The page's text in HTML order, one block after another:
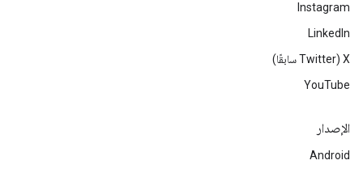
Instagram
LinkedIn
‫X ‏(Twitter سابقًا)
YouTube
الإصدار
Android